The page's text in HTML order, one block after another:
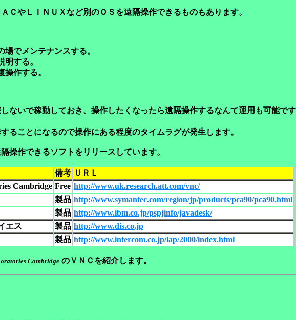
ＣやＬＩＮＵＸなど別のＯＳを遠隔操作できるものもあります。
でメンテナンスする。
する。
作する。
ないで稼動しておき、操作したくなったら遠隔操作するなんて運用も可能で
ることになるので操作にある程度のタイムラグが発生します。
操作できるソフトをリリースしています。
備考 ＵＲＬ
Cambridge Free http://www.uk.research.att.com/vnc/
製品 http://www.symantec.com/region/jp/products/pca90/pca90.html
製品 http://www.ibm.co.jp/pspjinfo/javadesk/
エス 製品 http://www.dis.co.jp
製品 http://www.intercom.co.jp/lap/2000/index.html
Cambridge のＶＮＣを紹介します。